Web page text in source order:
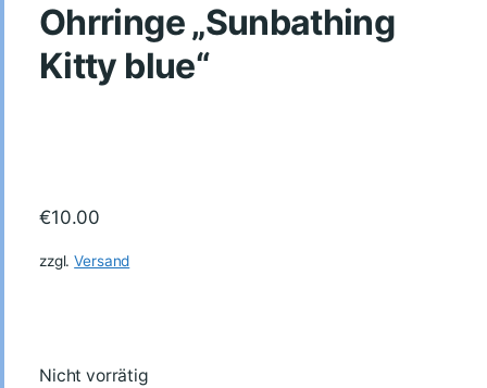
Ohrringe „Sunbathing
Kitty blue“
€10.00
zzgl.Versand
Nicht vorrätig